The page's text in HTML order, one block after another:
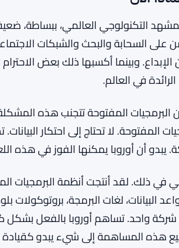
على الشركات الناشئة أو المجتمعات
والشركات الكبرى على حد سواء.
لتمويل البنية التحتية العامة،
التعاون كقاعدة وليس استثناء.
أي شخص.
الآن
التكنولوجي العالمي، ببساطة،
الإبداع. وبينما أكسبها ذلك بعض
في العالم.
المفتوحة تتجنب هذه المشكلة.